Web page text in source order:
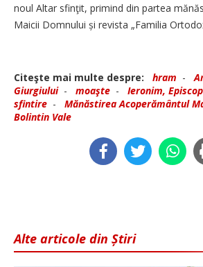
noul Altar sfinţit, primind din partea
Maicii Domnului și revista „Familia
Citeşte mai multe despre: hram -
Giurgiului- moaşte - Ieronim,
sfintire - Mănăstirea Acoperământul
Bolintin Vale
Alte articole din Știri